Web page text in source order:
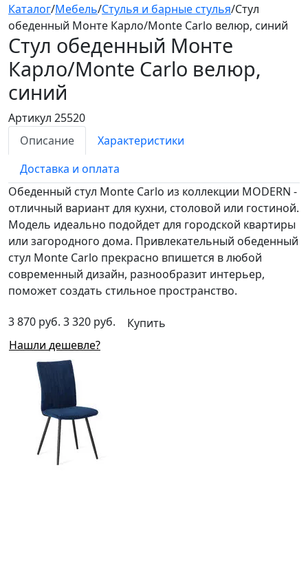
Каталог/Мебель/Стулья и барные стулья/Стул
обеденный Монте Карло/Monte Carlo велюр, синий
Стул обеденный Монте
Карло/Monte Carlo велюр,
синий
Артикул 25520
Описание
Характеристики
Доставка и оплата
Обеденный стул Monte Carlo из коллекции MODERN -
отличный вариант для кухни, столовой или гостиной.
Модель идеально подойдет для городской квартиры
или загородного дома. Привлекательный обеденный
стул Monte Carlo прекрасно впишется в любой
современный дизайн, разнообразит интерьер,
поможет создать стильное пространство.
3 870 руб. 3 320 руб.
Купить
Нашли дешевле?